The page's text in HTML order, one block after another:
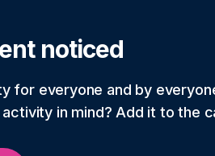
noticed
for everyone and by
activity in mind? Add it to the